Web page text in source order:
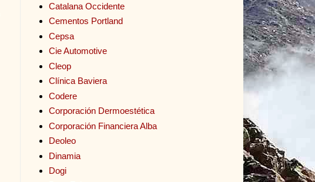
Catalana Occidente
Cementos Portland
Cepsa
Cie Automotive
Cleop
Clínica Baviera
Codere
Corporación Dermoestética
Corporación Financiera Alba
Deoleo
Dinamia
Dogi